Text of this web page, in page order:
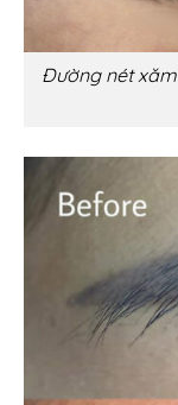
Đường nét